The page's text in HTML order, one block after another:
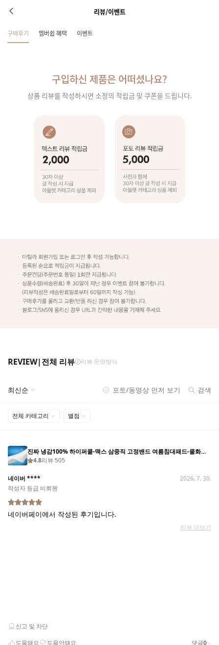
리뷰/이벤트
구매후기 멤버쉽 혜택 이벤트
구입하신 제품은 어떠셨나요?
상품 리뷰를 작성하시면 소정의 적립금 및 쿠폰을 드립니다.